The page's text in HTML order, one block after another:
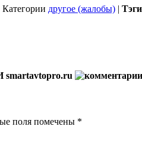
Категории другое (жалобы) |
поля помечены *